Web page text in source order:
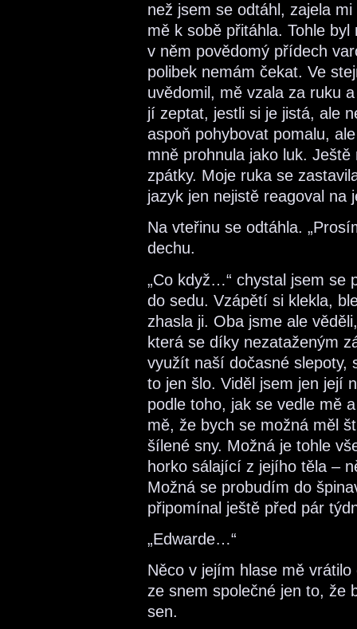
než jsem se odtáhl, zajela
mě k sobě přitáhla. Tohle
v něm povědomý přídech
polibek nemám čekat. Ve
uvědomil, mě vzala za ruku
jí zeptat, jestli si je jistá, ale
aspoň pohybovat pomalu,
mně prohnula jako luk.
zpátky. Moje ruka se
jazyk jen nejistě reagoval na
Na vteřinu se odtáhla.
dechu.
„Co když…“ chystal jsem se
do sedu. Vzápětí si klekla,
zhasla ji. Oba jsme ale
která se díky nezataženým
využít naší dočasné slepoty,
to jen šlo. Viděl jsem jen její
podle toho, jak se vedle mě
mě, že bych se možná měl
šílené sny. Možná je tohle
horko sálající z jejího těla –
Možná se probudím do
připomínal ještě před pár
„Edwarde…“
Něco v jejím hlase mě
ze snem společné jen to, že
sen.